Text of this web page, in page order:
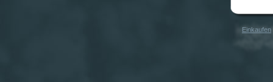
Einkaufen